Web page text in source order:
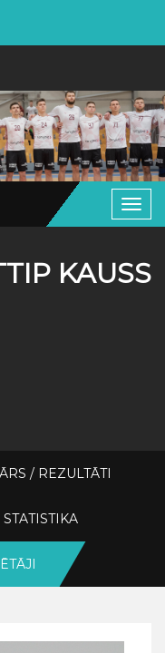
KAUSS
/ REZULTĀTI
STATISTIKA